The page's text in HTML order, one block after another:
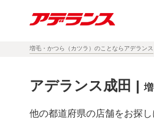
増毛・かつら（カツラ）のことならアデランス
アデランス成田 |
他の都道府県の店舗をお探